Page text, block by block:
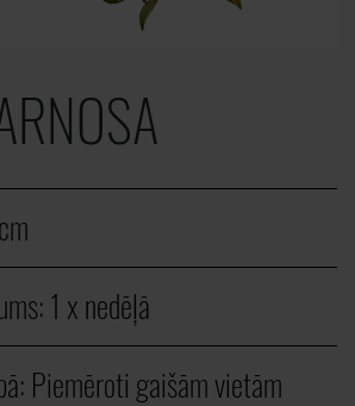
1 x nedēļā
Piemēroti gaišām vietām